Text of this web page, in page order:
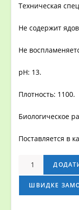
Техническая
Не содержит
Не
рН: 13.
Плотность: 1100.
Биологическое
Поставляется в
Нерта
NERTA
BC-
ШВИДКЕ